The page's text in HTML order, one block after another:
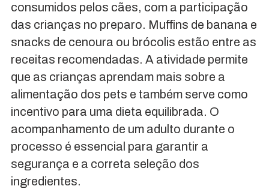
consumidos pelos cães, com a participação
das crianças no preparo. Muffins de banana e
snacks de cenoura ou brócolis estão entre as
receitas recomendadas. A atividade permite
que as crianças aprendam mais sobre a
alimentação dos pets e também serve como
incentivo para uma dieta equilibrada. O
acompanhamento de um adulto durante o
processo é essencial para garantir a
segurança e a correta seleção dos
ingredientes.